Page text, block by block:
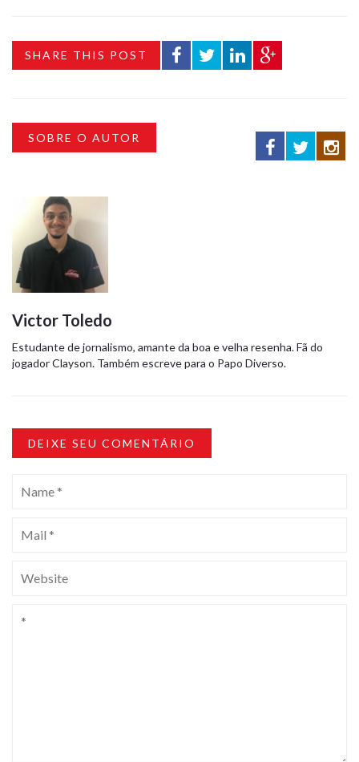
SHARE THIS POST
SOBRE O AUTOR
Victor Toledo
Estudante de jornalismo, amante da boa e velha resenha. Fã do
jogador Clayson. Também escreve para o Papo Diverso.
DEIXE SEU COMENTÁRIO